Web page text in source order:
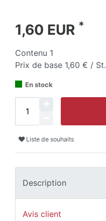
1,60 EUR *
Contenu 1
Prix de base 1,60 € / St.
En stock
Liste de souhaits
Description
Avis client